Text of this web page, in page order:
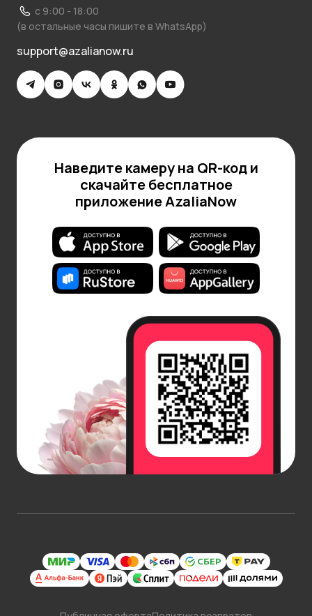
с 9:00 - 18:00
(в остальные часы пишите в WhatsApp)
support@azalianow.ru
Наведите камеру на QR-код и
скачайте бесплатное
приложение AzaliaNow